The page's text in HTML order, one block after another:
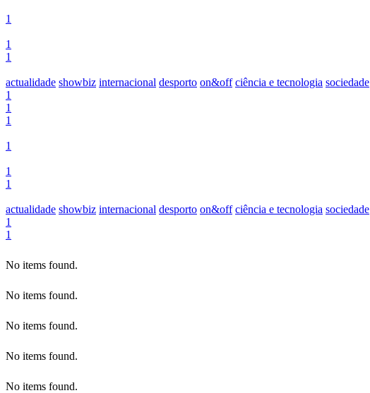
1
1
1
actualidade showbiz internacional desporto on&off ciência e tecnologia sociedade
1
1
1
1
1
1
actualidade showbiz internacional desporto on&off ciência e tecnologia sociedade
1
1
No items found.
No items found.
No items found.
No items found.
No items found.